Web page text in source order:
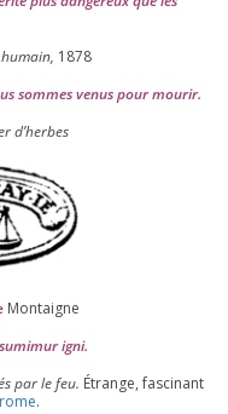
1878
sommes venus pour mourir.
d’herbes
Montaigne
igni.
par le feu. Étrange, fas­ci­nant
.